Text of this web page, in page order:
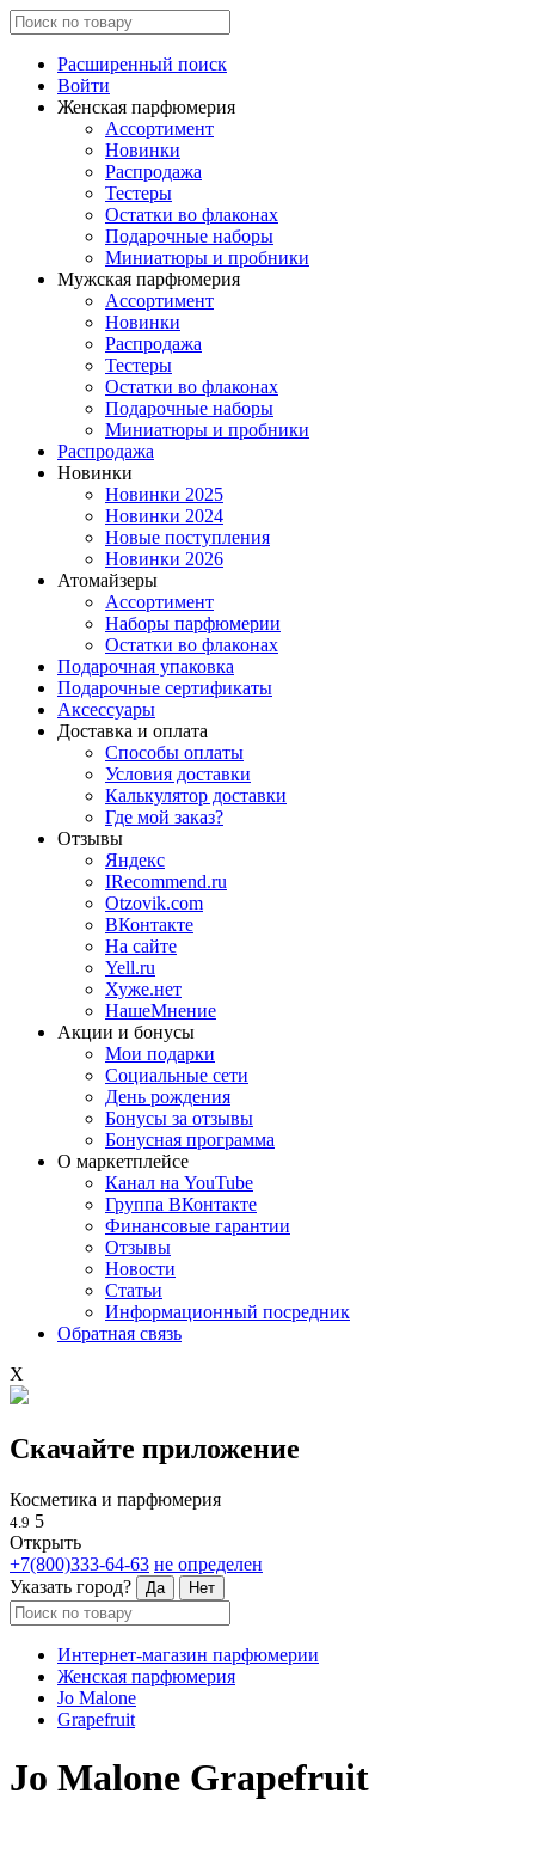
Расширенный поиск
Войти
Женская парфюмерия
Ассортимент
Новинки
Распродажа
Тестеры
Остатки во флаконах
Подарочные наборы
Миниатюры и пробники
Мужская парфюмерия
Ассортимент
Новинки
Распродажа
Тестеры
Остатки во флаконах
Подарочные наборы
Миниатюры и пробники
Распродажа
Новинки
Новинки 2025
Новинки 2024
Новые поступления
Новинки 2026
Атомайзеры
Ассортимент
Наборы парфюмерии
Остатки во флаконах
Подарочная упаковка
Подарочные сертификаты
Аксессуары
Доставка и оплата
Способы оплаты
Условия доставки
Калькулятор доставки
Где мой заказ?
Отзывы
Яндекс
IRecommend.ru
Otzovik.com
ВКонтакте
На сайте
Yell.ru
Хуже.нет
НашеМнение
Акции и бонусы
Мои подарки
Социальные сети
День рождения
Бонусы за отзывы
Бонусная программа
О маркетплейсе
Канал на YouTube
Группа ВКонтакте
Финансовые гарантии
Отзывы
Новости
Статьи
Информационный посредник
Обратная связь
X
Скачайте приложение
Косметика и парфюмерия
4.9 5
Открыть
+7(800)333-64-63 не определен
Указать город?
Да Нет
Интернет-магазин парфюмерии
Женская парфюмерия
Jo Malone
Grapefruit
Jo Malone Grapefruit